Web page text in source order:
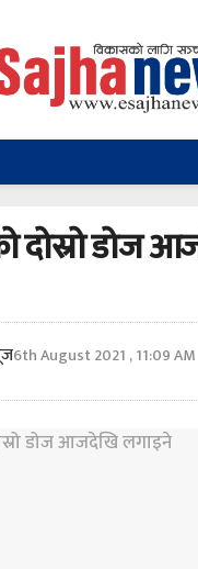
दोस्रो डोज
6th August 2021 , 11:09 AM